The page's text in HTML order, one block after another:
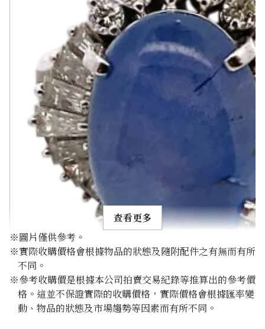
Pt･Pm900 Star Sapphire Diamond Ring 10.97ct
參考回收價
查看更多
※圖片僅供參考。
※實際收購價格會根據物品的狀態及隨附配件之有無而有所
不同。
※參考收購價是根據本公司拍賣交易紀錄等推算出的參考價
格。這並不保證實際的收購價格，實際價格會根據匯率變
動、物品的狀態及市場趨勢等因素而有所不同。